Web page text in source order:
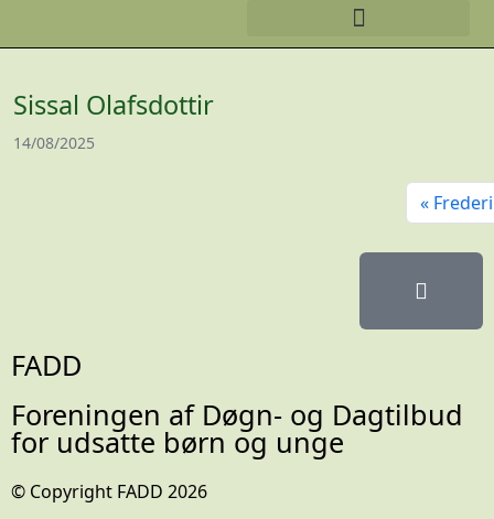
Sissal Olafsdottir
14/08/2025
FADD
Foreningen af Døgn- og Dagtilbud
for udsatte børn og unge
© Copyright FADD 2026